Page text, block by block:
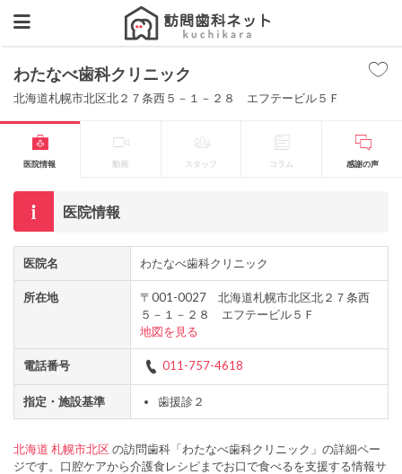
わたなべ歯科クリニック
北海道札幌市北区北２７条西５－１－２８ エフテービル５Ｆ
医院情報 動画 スタッフ コラム 感謝の声
医院情報
医院名 わたなべ歯科クリニック
所在地
〒001-0027 北海道札幌市北区北２７条西
５－１－２８ エフテービル５Ｆ
地図を見る
電話番号 011-757-4618
指定・施設基準 歯援診２
北海道 札幌市北区の訪問歯科「わたなべ歯科クリニック」の詳細ペー
ジです。口腔ケアから介護食レシピまでお口で食べるを支援する情報サ